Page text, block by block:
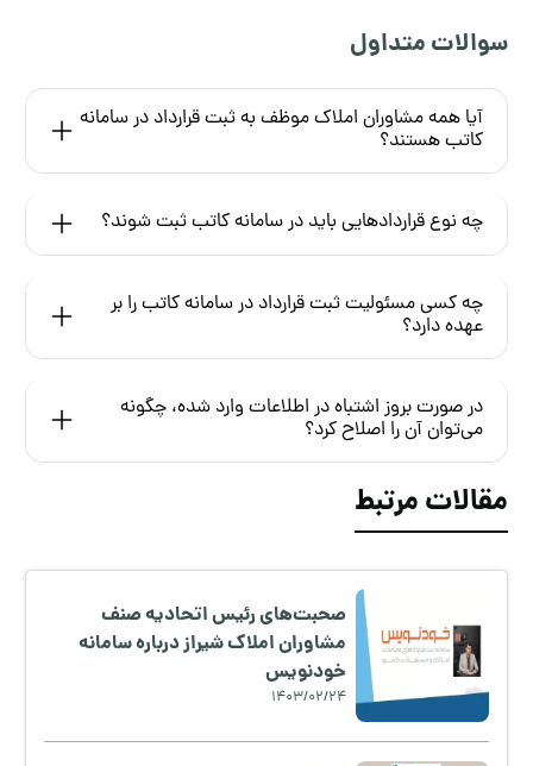
سوالات متداول
آیا همه مشاوران املاک موظف به ثبت قرارداد در سامانه
کاتب هستند؟
چه نوع قراردادهایی باید در سامانه کاتب ثبت شوند؟
چه کسی مسئولیت ثبت قرارداد در سامانه کاتب را بر
عهده دارد؟
در صورت بروز اشتباه در اطلاعات وارد شده، چگونه
می‌توان آن را اصلاح کرد؟
مقالات مرتبط
صحبت‌های رئیس اتحاديه صنف
مشاوران املاک شیراز درباره سامانه
خودنویس
1403/02/24